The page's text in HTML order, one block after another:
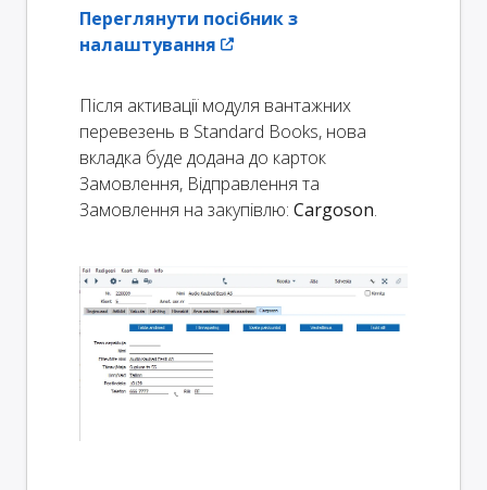
Переглянути посібник з
налаштування
Після активації модуля вантажних
перевезень в Standard Books, нова
вкладка буде додана до карток
Замовлення, Відправлення та
Замовлення на закупівлю: Cargoson.